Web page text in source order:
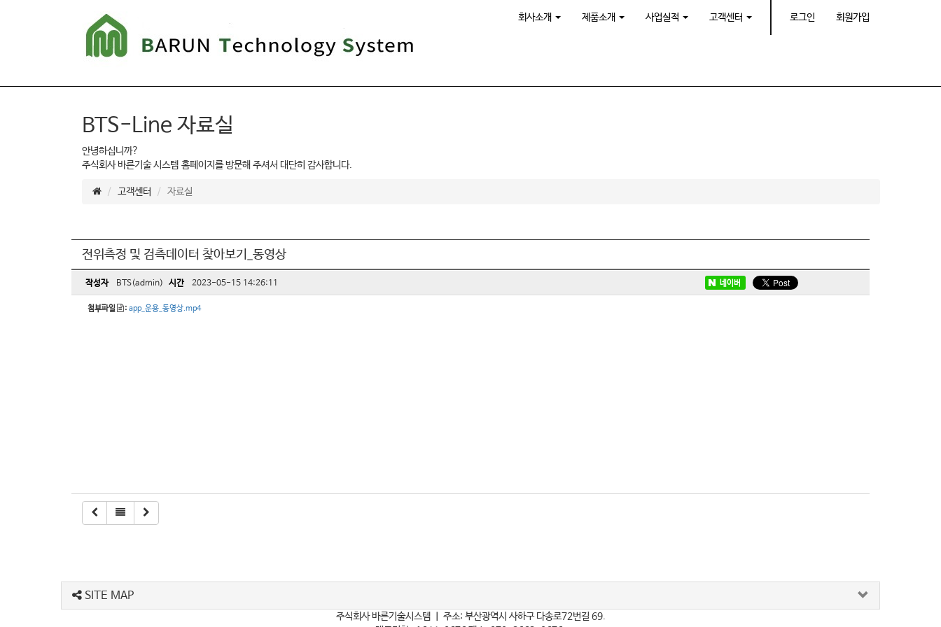
회사소개 제품소개 사업실적 고객센터 로그인 회원가입
BTS-Line 자료실
안녕하십니까?
주식회사 바른기술 시스템 홈페이지를 방문해 주셔서 대단히 감사합니다.
고객센터 자료실
전위측정 및 검측데이터 찾아보기_동영상
작성자 BTS(admin) 시간 2023-05-15 14:26:11 네이버
첨부파일 : app_운용_동영상.mp4
SITE MAP
주식회사 바른기술시스템 ㅣ 주소: 부산광역시 사하구 다송로72번길 69.